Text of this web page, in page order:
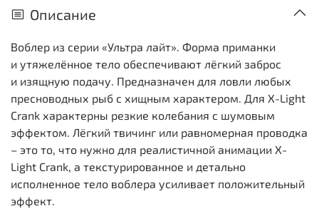
Описание
Воблер из серии «Ультра лайт». Форма приманки
и утяжелённое тело обеспечивают лёгкий заброс
и изящную подачу. Предназначен для ловли любых
пресноводных рыб с хищным характером. Для X-Light
Crank характерны резкие колебания с шумовым
эффектом. Лёгкий твичинг или равномерная проводка
– это то, что нужно для реалистичной анимации X-
Light Crank, а текстурированное и детально
исполненное тело воблера усиливает положительный
эффект.